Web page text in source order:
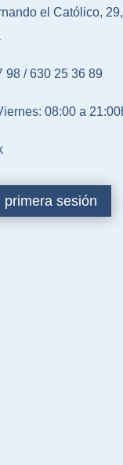
el Católico,
98/630 25 36 89
08:00 a
primera sesión